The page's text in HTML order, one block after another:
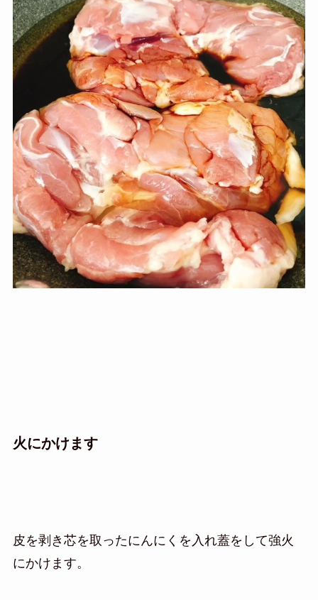
火にかけます
皮を剥き芯を取ったにんにくを入れ蓋をして強火
にかけます。